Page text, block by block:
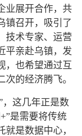
业展开合作，共
镇召开，吸引了
技术专家、运营
平亲赴乌镇，发
，也希望通过互
的经济腾飞。
这几年正是数
是需要将传统
是数据中心，